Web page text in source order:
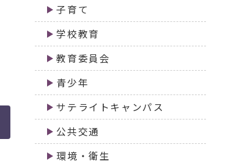
子育て
学校教育
教育委員会
青少年
サテライトキャンパス
公共交通
環境・衛生